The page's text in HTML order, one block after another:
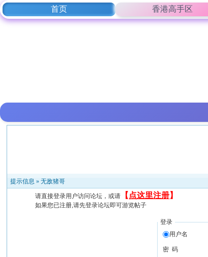
首页 香港高手区
提示信息 »无敌猪哥
请直接登录用户访问论坛，或请 【 点这里注册】
如果您已注册,请先登录论坛即可游览帖子
登录
用户名
密 码